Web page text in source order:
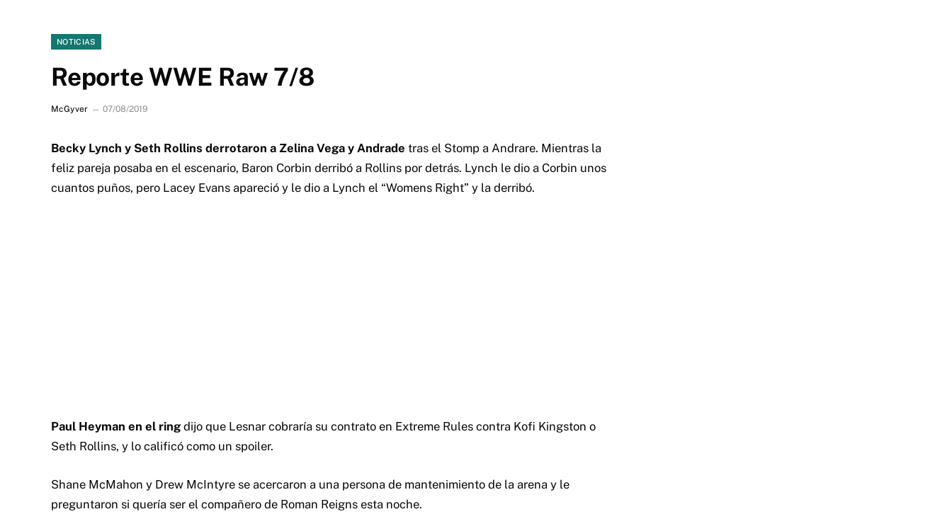
NOTICIAS
Reporte WWE Raw 7/8
McGyver 07/08/2019
Becky Lynch y Seth Rollins derrotaron a Zelina Vega y Andrade tras el Stomp a Andrare. Mientras la
feliz pareja posaba en el escenario, Baron Corbin derribó a Rollins por detrás. Lynch le dio a Corbin unos
cuantos puños, pero Lacey Evans apareció y le dio a Lynch el “Womens Right” y la derribó.
Paul Heyman en el ring dijo que Lesnar cobraría su contrato en Extreme Rules contra Kofi Kingston o
Seth Rollins, y lo calificó como un spoiler.
Shane McMahon y Drew McIntyre se acercaron a una persona de mantenimiento de la arena y le
preguntaron si quería ser el compañero de Roman Reigns esta noche.